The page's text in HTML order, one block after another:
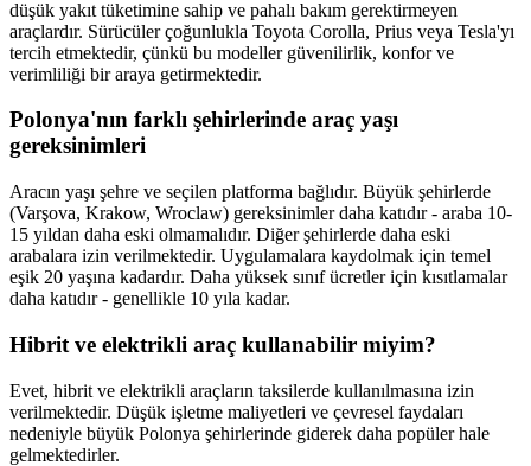
düşük yakıt tüketimine sahip ve pahalı bakım gerektirmeyen
araçlardır. Sürücüler çoğunlukla Toyota Corolla, Prius veya Tesla'yı
tercih etmektedir, çünkü bu modeller güvenilirlik, konfor ve
verimliliği bir araya getirmektedir.
Polonya'nın farklı şehirlerinde araç yaşı
gereksinimleri
Aracın yaşı şehre ve seçilen platforma bağlıdır. Büyük şehirlerde
(Varşova, Krakow, Wroclaw) gereksinimler daha katıdır - araba 10-
15 yıldan daha eski olmamalıdır. Diğer şehirlerde daha eski
arabalara izin verilmektedir. Uygulamalara kaydolmak için temel
eşik 20 yaşına kadardır. Daha yüksek sınıf ücretler için kısıtlamalar
daha katıdır - genellikle 10 yıla kadar.
Hibrit ve elektrikli araç kullanabilir miyim?
Evet, hibrit ve elektrikli araçların taksilerde kullanılmasına izin
verilmektedir. Düşük işletme maliyetleri ve çevresel faydaları
nedeniyle büyük Polonya şehirlerinde giderek daha popüler hale
gelmektedirler.